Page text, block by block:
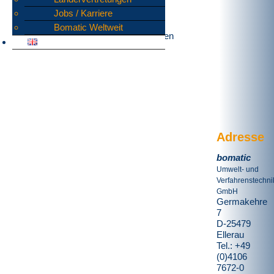
angetrieben von 2 x 18,5 kW.
Eine Besonderheit ist das verfahrbare
Schneidwerk, das zu Wartungszwecken
manuell leicht in die Wartungsposition
Adresse
bomatic
Umwelt- und
GmbH
Germakehre
7
D-25479
Ellerau
Tel.: +49
(0)4106
7672-0
Jobs / Karriere
Bomatic Weltweit